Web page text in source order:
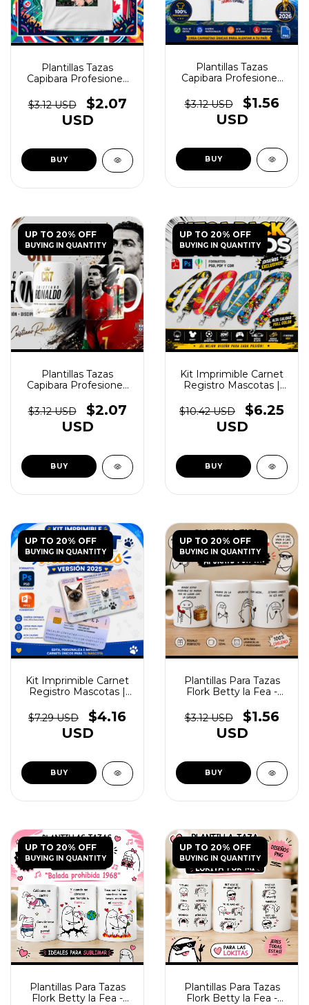
Plantillas Tazas
Capibara Profesiones
(copia) - (copia) -
(copia) - (copia) -
(copia) - (copia) -
(copia) - (copia) -
(copia) - (copia) -
(copia) - (copia) -
$3.12 USD
$2.07
USD
Plantillas Tazas
Capibara Profesiones
(copia) - (copia) -
(copia) - (copia) -
(copia) - (copia) -
(copia) - (copia) -
(copia) - (copia) -
(copia) - (copia) -
$3.12 USD
$1.56
USD
UP TO 20% OFF
BUYING IN QUANTITY
Plantillas Tazas
Capibara Profesiones
(copia) - (copia) -
(copia) - (copia) -
(copia) - (copia) -
(copia) - (copia) -
(copia) - (copia) -
(copia) - (copia) -
$3.12 USD
$2.07
USD
UP TO 20% OFF
BUYING IN QUANTITY
Kit Imprimible Carnet
Registro Mascotas |
(copia)
$10.42 USD
$6.25
USD
UP TO 20% OFF
BUYING IN QUANTITY
Kit Imprimible Carnet
Registro Mascotas |
$7.29 USD
$4.16
USD
UP TO 20% OFF
BUYING IN QUANTITY
Plantillas Para Tazas
Flork Betty la Fea -
(copia) - (copia) -
(copia)
$3.12 USD
$1.56
USD
UP TO 20% OFF
BUYING IN QUANTITY
Plantillas Para Tazas
Flork Betty la Fea -
UP TO 20% OFF
BUYING IN QUANTITY
Plantillas Para Tazas
Flork Betty la Fea -